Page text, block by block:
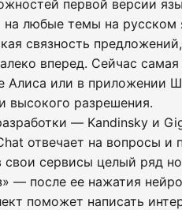
первой версии
на любые темы на
связность
вперед. Сейчас
Алиса или в приложении
высокого разрешения.
— Kandinsky и
отвечает на вопросы и
сервисы целый ряд
— после ее нажатия
поможет написать